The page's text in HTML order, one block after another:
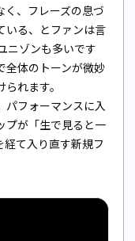
、フレーズの息づ
いる、とファンは言
ニゾンも多いです
全体のトーンが微妙
れます。
パフォーマンスに入
プが「生で見ると一
て入り直す新規フ